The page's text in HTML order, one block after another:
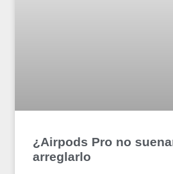
¿Airpods Pro no
arreglarlo